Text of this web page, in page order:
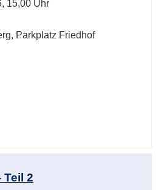
15,00 Uhr
Parkplatz Friedhof
Teil 2